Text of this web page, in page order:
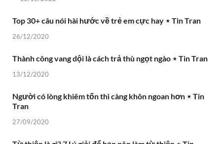
Top 30+ câu nói hài hước về trẻ em cực hay ⋆ Tin Tran
26/12/2020
Thành công vang dội là cách trả thù ngọt ngào ⋆ Tin Tran
13/12/2020
Người có lòng khiêm tốn thì càng khôn ngoan hơn ⋆ Tin
Tran
27/09/2020